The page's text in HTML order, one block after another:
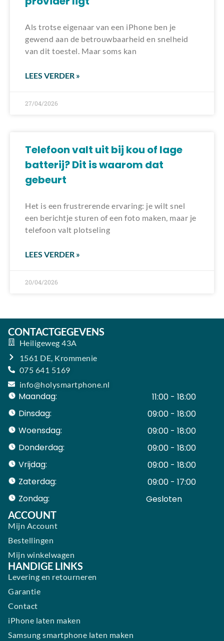
Als trotse eigenaar van een iPhone ben je
gewend aan de betrouwbaarheid en snelheid
van dit toestel. Maar soms kan
LEES VERDER »
27/04/2026
Telefoon valt uit bij kou of lage
batterij? Dit is waarom dat
gebeurt
Het is een frustrerende ervaring: je wilt snel
een berichtje sturen of een foto maken, maar je
telefoon valt plotseling
LEES VERDER »
20/04/2026
CONTACTGEGEVENS
Heiligeweg 43A
1561 DE, Krommenie
075 641 5169
info@holysmartphone.nl
Maandag:
11:00 - 18:00
Dinsdag:
09:00 - 18:00
Woensdag:
09:00 - 18:00
Donderdag:
09:00 - 18:00
Vrijdag:
09:00 - 18:00
Zaterdag:
09:00 - 17:00
Zondag:
Gesloten ​ ​ ​ ​ ​ ​ ​
ACCOUNT
Mijn Account
Bestellingen
Mijn winkelwagen
HANDIGE LINKS
Levering en retourneren
Garantie
Contact
iPhone laten maken
Samsung smartphone laten maken